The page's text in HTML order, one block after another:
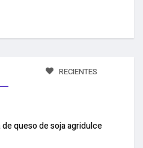
RECIENTES
queso de soja agridulce